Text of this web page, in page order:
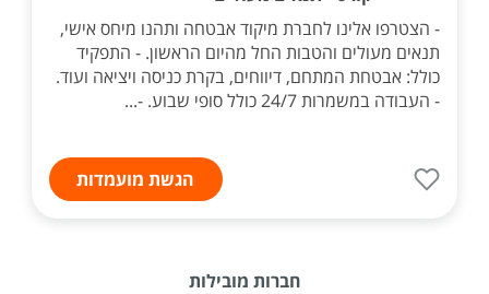
- הצטרפו אלינו לחברת מיקוד אבטחה ותהנו מיחס אישי,
תנאים מעולים והטבות החל מהיום הראשון. - התפקיד
כולל: אבטחת המתחם, דיווחים, בקרת כניסה ויציאה ועוד.
- העבודה במשמרות 24/7 כולל סופי שבוע. -...
הגשת מועמדות
חברות מובילות